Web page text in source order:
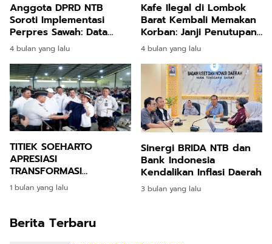
Anggota DPRD NTB
Soroti Implementasi
Perpres Sawah: Data
Harus Akurat, Kebijakan
Harus Adaptif
4 bulan yang lalu
Kafe Ilegal di Lombok
Barat Kembali Memakan
Korban: Janji Penutupan
Bupati Hanya Omon
4 bulan yang lalu
TITIEK SOEHARTO
APRESIASI
TRANSFORMASI
NUSAKAMBANGAN
1 bulan yang lalu
Sinergi BRIDA NTB dan
Bank Indonesia
Kendalikan Inflasi Daerah
3 bulan yang lalu
Berita Terbaru